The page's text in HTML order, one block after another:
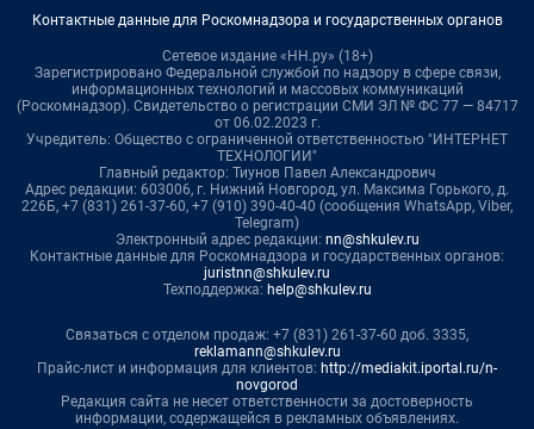
Контактные данные для Роскомнадзора и государственных органов
Сетевое издание «НН.ру» (18+)
Зарегистрировано Федеральной службой по надзору в сфере связи,
информационных технологий и массовых коммуникаций
(Роскомнадзор). Свидетельство о регистрации СМИ ЭЛ № ФС 77 — 84717
от 06.02.2023 г.
Учредитель: Общество с ограниченной ответственностью "ИНТЕРНЕТ
ТЕХНОЛОГИИ"
Главный редактор: Тиунов Павел Александрович
Адрес редакции: 603006, г. Нижний Новгород, ул. Максима Горького, д.
226Б, +7 (831) 261-37-60, +7 (910) 390-40-40 (сообщения WhatsApp, Viber,
Telegram)
Электронный адрес редакции: nn@shkulev.ru
Контактные данные для Роскомнадзора и государственных органов:
juristnn@shkulev.ru
Техподдержка: help@shkulev.ru
Связаться с отделом продаж: +7 (831) 261-37-60 доб. 3335,
reklamann@shkulev.ru
Прайс-лист и информация для клиентов: http://mediakit.iportal.ru/n-
novgorod
Редакция сайта не несет ответственности за достоверность
информации, содержащейся в рекламных объявлениях.